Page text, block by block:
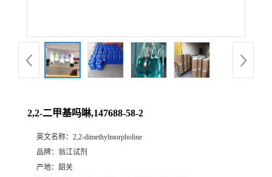
2,2-二甲基吗啉,147688-58-2
英文名称： 2,2-dimethylmorpholine
品牌： 翁江试剂
产地： 韶关